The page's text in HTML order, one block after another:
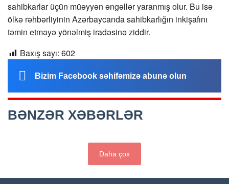
sahibkarlar üçün müəyyən əngəllər yaranmış olur. Bu isə
ölkə rəhbərliyinin Azərbaycanda sahibkarlığın inkişafını
təmin etməyə yönəlmiş iradəsinə ziddir.
Baxış sayı: 602
Bizim Facebook səhifəmizə abunə olun
BƏNZƏR XƏBƏRLƏR
Daha çox